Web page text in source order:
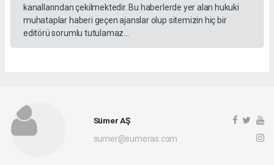
kanallarından çekilmektedir. Bu haberlerde yer alan hukuki
muhataplar haberi geçen ajanslar olup sitemizin hiç bir
editörü sorumlu tutulamaz...
Sümer AŞ
sumer@sumeras.com